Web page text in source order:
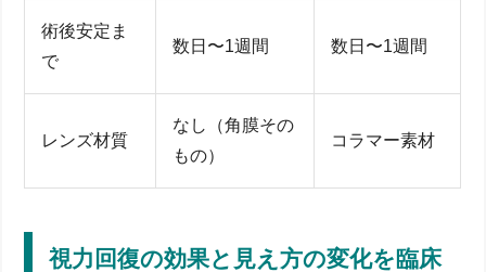
術後安定ま
で
数日〜1週間 数日〜1週間
レンズ材質
なし（角膜その
もの）
コラマー素材
視力回復の効果と見え方の変化を臨床